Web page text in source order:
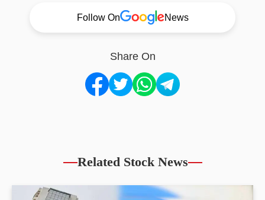
Follow On News
Share On
Related Stock News